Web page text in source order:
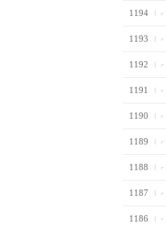
1194
1193
1192
1191
1190
1189
1188
1187
1186